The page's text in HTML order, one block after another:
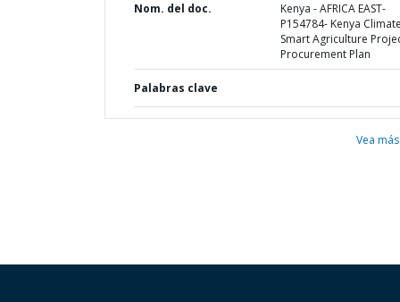
Nom. del doc.
Kenya - AFRICA EAST-
P154784- Kenya Climate
Smart Agriculture
Procurement Plan
Palabras clave
Vea más